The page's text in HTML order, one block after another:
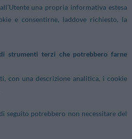
una propria informativa estesa
e consentirne, laddove richiesto, la
strumenti terzi che potrebbero farne
con una descrizione analitica, i cookie
seguito potrebbero non necessitare del